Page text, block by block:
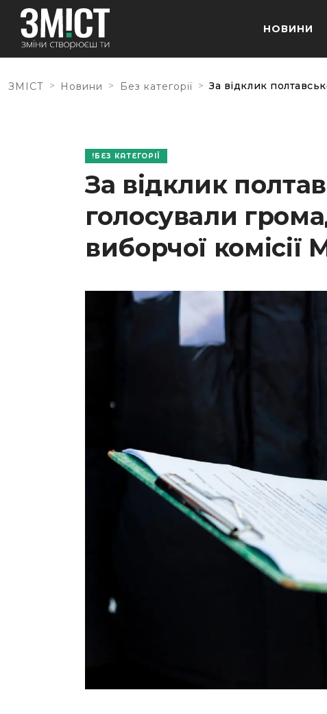
НОВИНИ
ЗМІСТ > Новини > Без категорії > За відклик
БЕЗ КАТЕГОРІЇ
За відклик
голосували
виборчої